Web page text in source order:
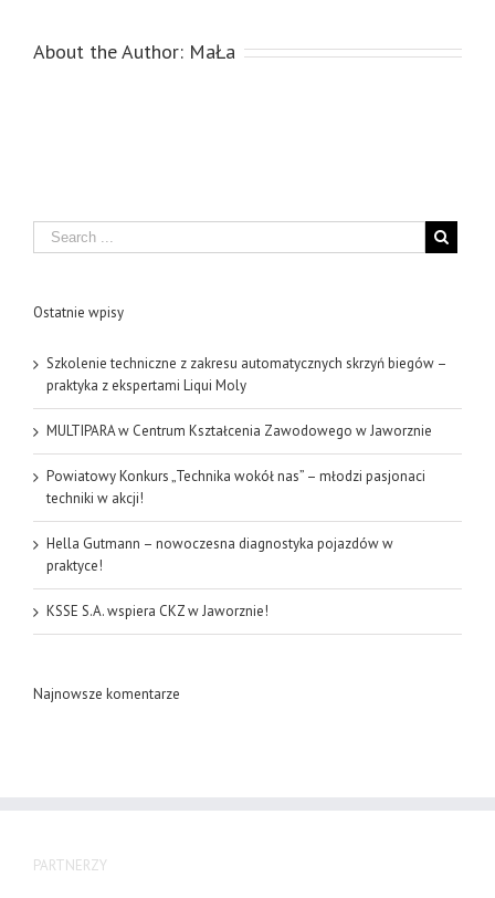
About the Author: MaŁa
Search
Ostatnie wpisy
Szkolenie techniczne z zakresu automatycznych skrzyń biegów –
praktyka z ekspertami Liqui Moly
MULTIPARA w Centrum Kształcenia Zawodowego w Jaworznie
Powiatowy Konkurs „Technika wokół nas” – młodzi pasjonaci
techniki w akcji!
Hella Gutmann – nowoczesna diagnostyka pojazdów w
praktyce!
KSSE S.A. wspiera CKZ w Jaworznie!
Najnowsze komentarze
PARTNERZY